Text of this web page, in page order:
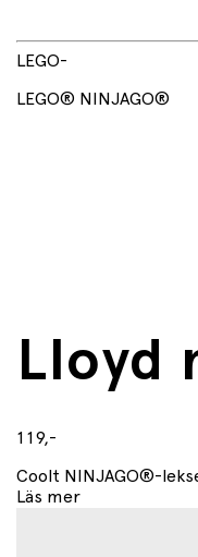
52 delar
LEGO-
LEGO® NINJAGO®
Lloyd
119,-
Coolt NINJAGO®-
Läs mer